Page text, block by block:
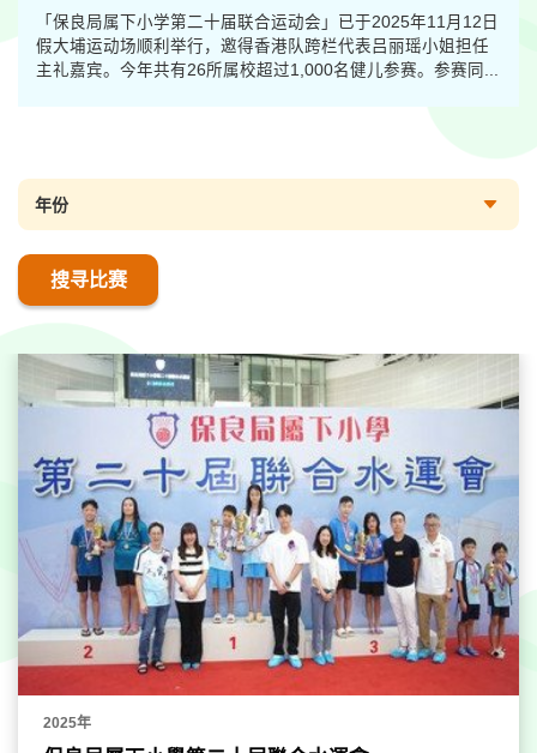
「保良局属下小学第二十届联合运动会」已于2025年11月12日
假大埔运动场顺利举行，邀得香港队跨栏代表吕丽瑶小姐担任
主礼嘉宾。今年共有26所属校超过1,000名健儿参赛。参赛同...
搜寻比赛
2025年